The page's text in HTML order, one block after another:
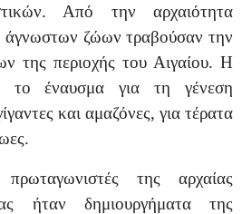
Από την αρχαιότητα
άγνωστων ζώων τραβούσαν την
της περιοχής του Αιγαίου. Η
το έναυσμα για τη γένεση
και αμαζόνες, για τέρατα
της αρχαίας
ήταν δημιουργήματα της